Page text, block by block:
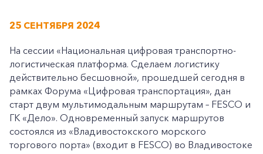
25 СЕНТЯБРЯ 2024
На сессии «Национальная цифровая транспортно-
логистическая платформа. Сделаем логистику
действительно бесшовной», прошедшей сегодня в
рамках Форума «Цифровая транспортация», дан
старт двум мультимодальным маршрутам – FESCO и
ГК «Дело». Одновременный запуск маршрутов
состоялся из «Владивостокского морского
торгового порта» (входит в FESCO) во Владивостоке